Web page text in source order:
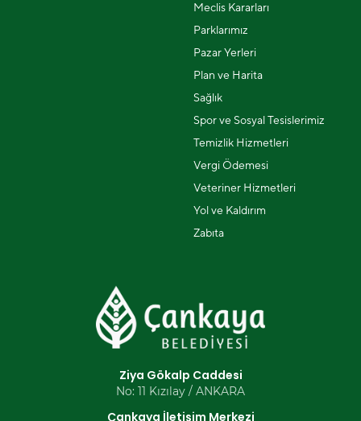
Meclis Kararları
Parklarımız
Pazar Yerleri
Plan ve Harita
Sağlık
Spor ve Sosyal Tesislerimiz
Temizlik Hizmetleri
Vergi Ödemesi
Veteriner Hizmetleri
Yol ve Kaldırım
Zabıta
Ziya Gökalp Caddesi
No: 11 Kızılay / ANKARA
Çankaya İletişim Merkezi